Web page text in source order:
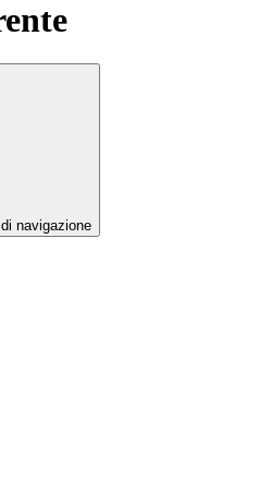
navigazione